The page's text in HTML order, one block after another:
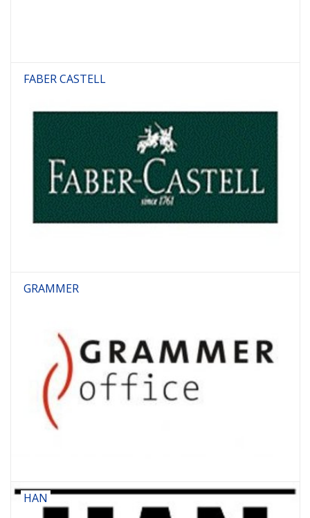
FABER CASTELL
GRAMMER
HAN